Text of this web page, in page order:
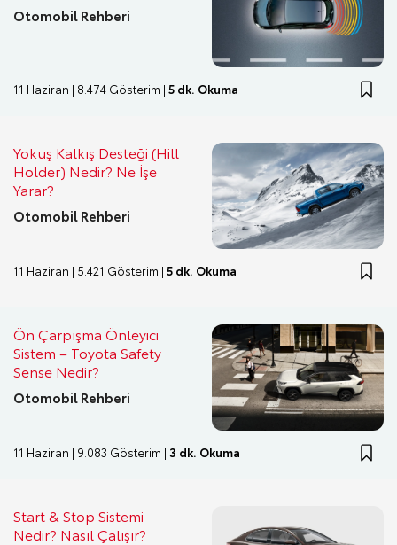
Otomobil Rehberi
11 Haziran | 8.474 Gösterim | 5 dk. Okuma
Yokuş Kalkış Desteği (Hill
Holder) Nedir? Ne İşe
Yarar?
Otomobil Rehberi
11 Haziran | 5.421 Gösterim | 5 dk. Okuma
Ön Çarpışma Önleyici
Sistem – Toyota Safety
Sense Nedir?
Otomobil Rehberi
11 Haziran | 9.083 Gösterim | 3 dk. Okuma
Start & Stop Sistemi
Nedir? Nasıl Çalışır?